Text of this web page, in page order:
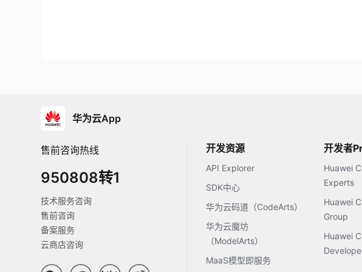
华为云App
售前咨询热线
950808转1
技术服务咨询
售前咨询
备案服务
云商店咨询
开发资源
API Explorer
SDK中心
华为云码道（CodeArts）
华为云魔坊
（ModelArts）
MaaS模型即服务
开发者
Huawei
Experts
Huawei
Group
Huawei